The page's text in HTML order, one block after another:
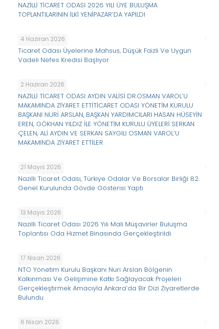
NAZİLLİ TİCARET ODASI 2026 YILI ÜYE BULUŞMA
TOPLANTILARININ İLKİ YENİPAZAR’DA YAPILDI
4 Haziran 2026
Ticaret Odası Üyelerine Mahsus, Düşük Faizli Ve Uygun
Vadeli Nefes Kredisi Başlıyor
2 Haziran 2026
NAZİLLİ TİCARET ODASI AYDIN VALİSİ DR.OSMAN VAROL’U
MAKAMINDA ZİYARET ETTİTİCARET ODASI YÖNETİM KURULU
BAŞKANI NURİ ARSLAN, BAŞKAN YARDIMCILARI HASAN HÜSEYİN
EREN, GÖKHAN YILDIZ İLE YÖNETİM KURULU ÜYELERİ SERKAN
ÇELEN, ALİ AYDIN VE SERKAN SAYGILI OSMAN VAROL’U
MAKAMINDA ZİYARET ETTİLER
21 Mayıs 2026
Nazilli Ticaret Odası, Türkiye Odalar Ve Borsalar Birliği 82.
Genel Kurulunda Gövde Gösterisi Yaptı
13 Mayıs 2026
Nazilli Ticaret Odası 2026 Yılı Mali Müşavirler Buluşma
Toplantısı Oda Hizmet Binasında Gerçekleştirildi
17 Nisan 2026
NTO Yönetim Kurulu Başkanı Nuri Arslan Bölgenin
Kalkınması Ve Gelişimine Katkı Sağlayacak Projeleri
Gerçekleştirmek Amacıyla Ankara’da Bir Dizi Ziyaretlerde
Bulundu
6 Nisan 2026